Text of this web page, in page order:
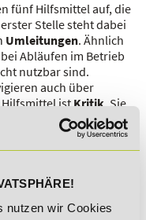
nutzen wir Cookies
fünf Hilfsmittel auf, die
Stelle steht dabei
Umleitungen. Ähnlich
Abläufen im Betrieb
nutzbar sind.
auch über
Hilfsmittel istKritik. Sie
die Führungskräfte